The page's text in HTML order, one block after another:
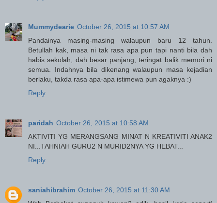
Mummydearie October 26, 2015 at 10:57 AM
Pandainya masing-masing walaupun baru 12 tahun.
Betullah kak, masa ni tak rasa apa pun tapi nanti bila dah
habis sekolah, dah besar panjang, teringat balik memori ni
semua. Indahnya bila dikenang walaupun masa kejadian
berlaku, takda rasa apa-apa istimewa pun agaknya :)
Reply
paridah October 26, 2015 at 10:58 AM
AKTIVITI YG MERANGSANG MINAT N KREATIVITI ANAK2
NI...TAHNIAH GURU2 N MURID2NYA YG HEBAT...
Reply
saniahibrahim October 26, 2015 at 11:30 AM